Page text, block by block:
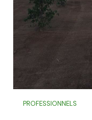
PROFESSIONNELS